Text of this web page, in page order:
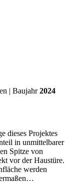
| Baujahr2024
dieses Projektes
in unmittelbarer
Spitze von
vor der Haustüre.
werden